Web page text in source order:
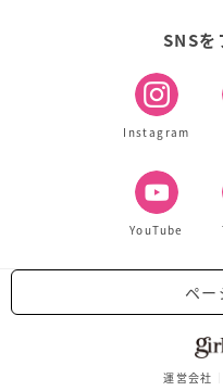
SNSを
Instagram
YouTube
ペー
運営会社